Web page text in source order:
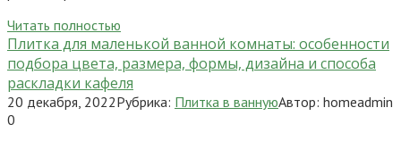
Читать полностью
Плитка для маленькой ванной комнаты: особенности
подбора цвета, размера, формы, дизайна и способа
раскладки кафеля
20 декабря, 2022Рубрика: Плитка в ваннуюАвтор: homeadmin
0